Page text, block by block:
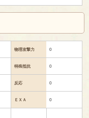
物理攻撃力 0
特殊抵抗 0
反応 0
ＥＸＡ 0